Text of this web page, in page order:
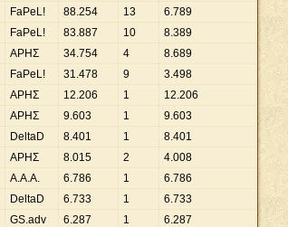
FaΡeL! 88.254 13 6.789
FaPeL! 83.887 10 8.389
ΑΡΗΣ 34.754 4 8.689
FaΡeL! 31.478 9 3.498
ΑΡΗΣ 12.206 1 12.206
ΑΡΗΣ 9.603 1 9.603
DeltaD 8.401 1 8.401
ΑΡΗΣ 8.015 2 4.008
A.A.A. 6.786 1 6.786
DeltaD 6.733 1 6.733
GS.adv 6.287 1 6.287